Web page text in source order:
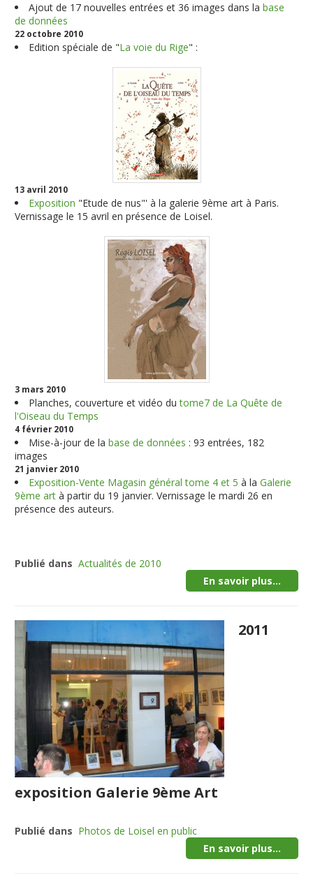
Ajout de 17 nouvelles entrées et 36 images dans labase
de données
22 octobre 2010
Edition spéciale de "La voie du Rige" :
13 avril 2010
Exposition "Etude de nus"' à la galerie 9ème art à Paris.
Vernissage le 15 avril en présence de Loisel.
3 mars 2010
Planches, couverture et vidéo dutome7 de La Quête de
l'Oiseau du Temps
4 février 2010
Mise-à-jour de labase de données : 93 entrées, 182
images
21 janvier 2010
Exposition-Vente Magasin général tome 4 et 5 à laGalerie
9ème art à partir du 19 janvier. Vernissage le mardi 26 en
présence des auteurs.
Publié dans Actualités de 2010
En savoir plus...
2011
exposition Galerie 9ème Art
Publié dans Photos de Loisel en public
En savoir plus...